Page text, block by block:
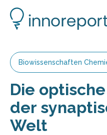
Biowissenschaften
Die
der
Welt